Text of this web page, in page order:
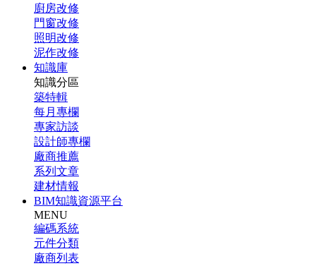
廚房改修
門窗改修
照明改修
泥作改修
知識庫
知識分區
築特輯
每月專欄
專家訪談
設計師專欄
廠商推薦
系列文章
建材情報
BIM知識資源平台
MENU
編碼系統
元件分類
廠商列表